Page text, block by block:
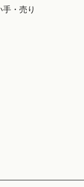
・売り